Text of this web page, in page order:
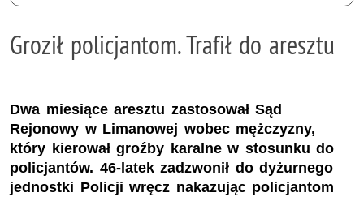
Groził policjantom. Trafił do aresztu
Dwa miesiące aresztu zastosował Sąd
Rejonowy w Limanowej wobec mężczyzny,
który kierował groźby karalne w stosunku do
policjantów. 46-latek zadzwonił do dyżurnego
jednostki Policji wręcz nakazując policjantom